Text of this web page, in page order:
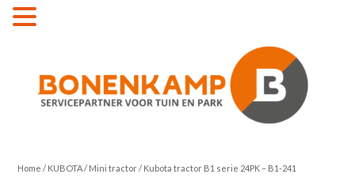
Home / KUBOTA/ Mini tractor/ Kubota tractor B1 serie 24PK – B1-241